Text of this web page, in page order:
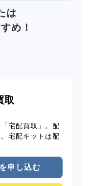
は
め！
取
宅配買取」。配
宅配キットは配
申し込む